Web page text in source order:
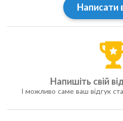
Написати
Напишіть свій
І можливо саме ваш відгук